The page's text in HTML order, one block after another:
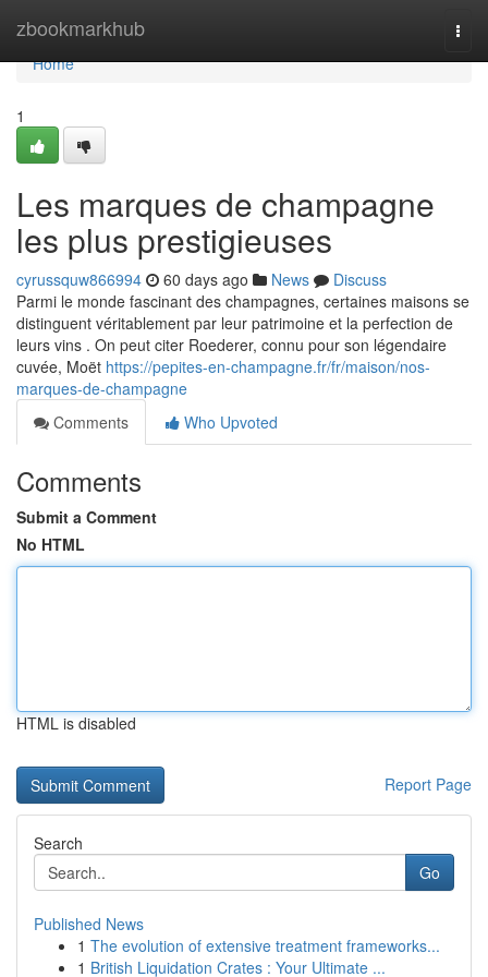
zbookmarkhub
Home
Home
1
Les marques de champagne
les plus prestigieuses
cyrussquw866994 60 days ago News
Discuss
Parmi le monde fascinant des champagnes, certaines maisons se
distinguent véritablement par leur patrimoine et la perfection de
leurs vins . On peut citer Roederer, connu pour son légendaire
cuvée, Moët https://pepites-en-champagne.fr/fr/maison/nos-
marques-de-champagne
Comments
Who Upvoted
Comments
Submit a Comment
No HTML
HTML is disabled
Report Page
Search
Go
Published News
1 The evolution of extensive treatment frameworks...
1 British Liquidation Crates : Your Ultimate ...